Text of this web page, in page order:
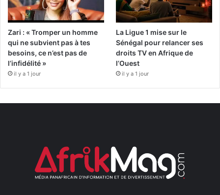
Zari : « Tromper un homme
qui ne subvient pas à tes
besoins, ce n’est pas de
l’infidélité »
il y a 1 jour
La Ligue 1 mise sur le
Sénégal pour relancer ses
droits TV en Afrique de
l’Ouest
il y a 1 jour